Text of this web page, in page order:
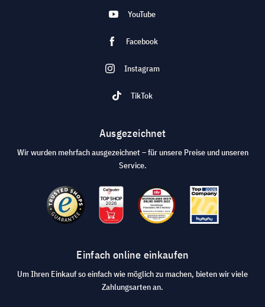
YouTube
Facebook
Instagram
TikTok
Ausgezeichnet
Wir wurden mehrfach ausgezeichnet – für unsere Preise und unseren
Service.
Einfach online einkaufen
Um Ihren Einkauf so einfach wie möglich zu machen, bieten wir viele
Zahlungsarten an.